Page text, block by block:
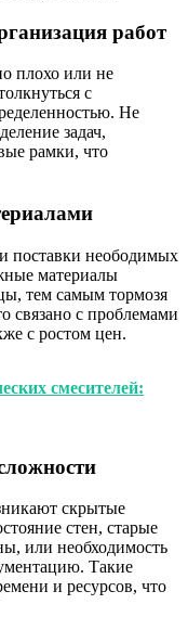
работ
плохо или не
с
Не
задач,
рамки, что
поставки неободимых
материалы
тем самым тормозя
связано с проблемами
с ростом цен.
смесителей:
скрытые
стен, старые
или необходимость
Такие
и ресурсов, что